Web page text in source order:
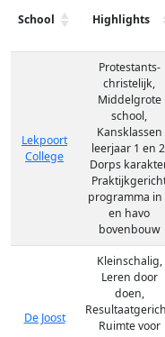
School Highlights
Lekpoort
College
Protestants-
christelijk,
Middelgrote
school,
Kansklassen
leerjaar 1 en
Dorps
programma in
en havo
bovenbouw
De Joost
Kleinschalig,
Leren door
doen,
Ruimte voor